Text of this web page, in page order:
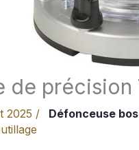
de
2025 / Défonceuse